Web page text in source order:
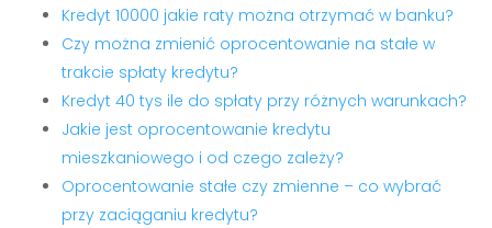
Kredyt 10000 jakie raty można otrzymać w banku?
Czy można zmienić oprocentowanie na stałe w
trakcie spłaty kredytu?
Kredyt 40 tys ile do spłaty przy różnych warunkach?
Jakie jest oprocentowanie kredytu
mieszkaniowego i od czego zależy?
Oprocentowanie stałe czy zmienne – co wybrać
przy zaciąganiu kredytu?